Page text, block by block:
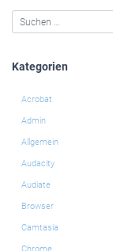
Kategorien
Acrobat
Admin
Allgemein
Audacity
Audiate
Browser
Camtasia